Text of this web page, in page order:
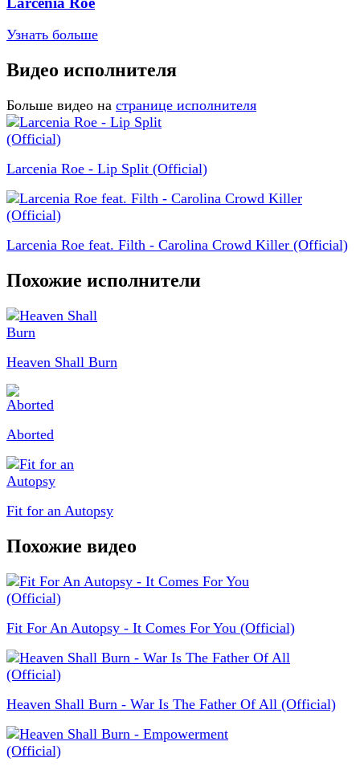
Узнать больше
Видео исполнителя
Больше видео на странице исполнителя
Larcenia Roe - Lip Split (Official)
Larcenia Roe feat. Filth - Carolina Crowd Killer (Official)
Похожие исполнители
Heaven Shall Burn
Aborted
Fit for an Autopsy
Похожие видео
Fit For An Autopsy - It Comes For You (Official)
Heaven Shall Burn - War Is The Father Of All (Official)